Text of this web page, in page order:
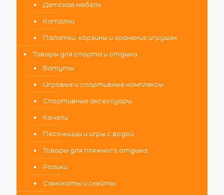
Детская мебель
Каталки
Палатки, корзины и хранение игрушек
Товары для спорта и отдыха
Батуты
Игровые и спортивные комплексы
Спортивные аксессуары
Качели
Песочницы и игры с водой
Товары для пляжного отдыха
Ролики
Самокаты и скейты